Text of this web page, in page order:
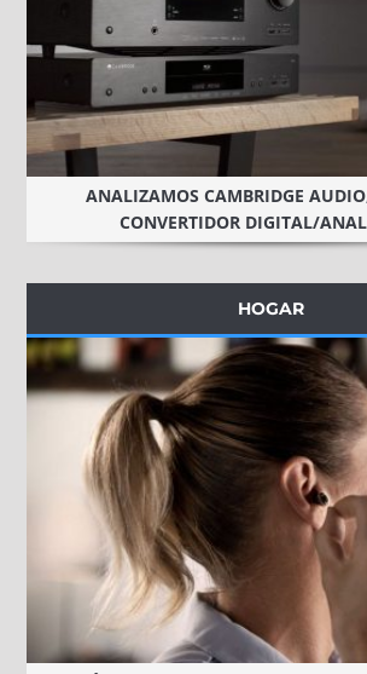
ANALIZAMOS CAMBRIDGE
CONVERTIDOR DIGITAL/
HOGAR